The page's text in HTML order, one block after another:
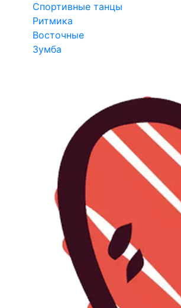
Спортивные танцы
Ритмика
Восточные
Зумба